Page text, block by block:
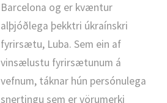
Barcelona og er kvæntur
alþjóðlega þekktri úkraínskri
fyrirsætu, Luba. Sem ein af
vinsælustu fyrirsætunum á
vefnum, táknar hún persónulega
snertingu sem er vörumerki